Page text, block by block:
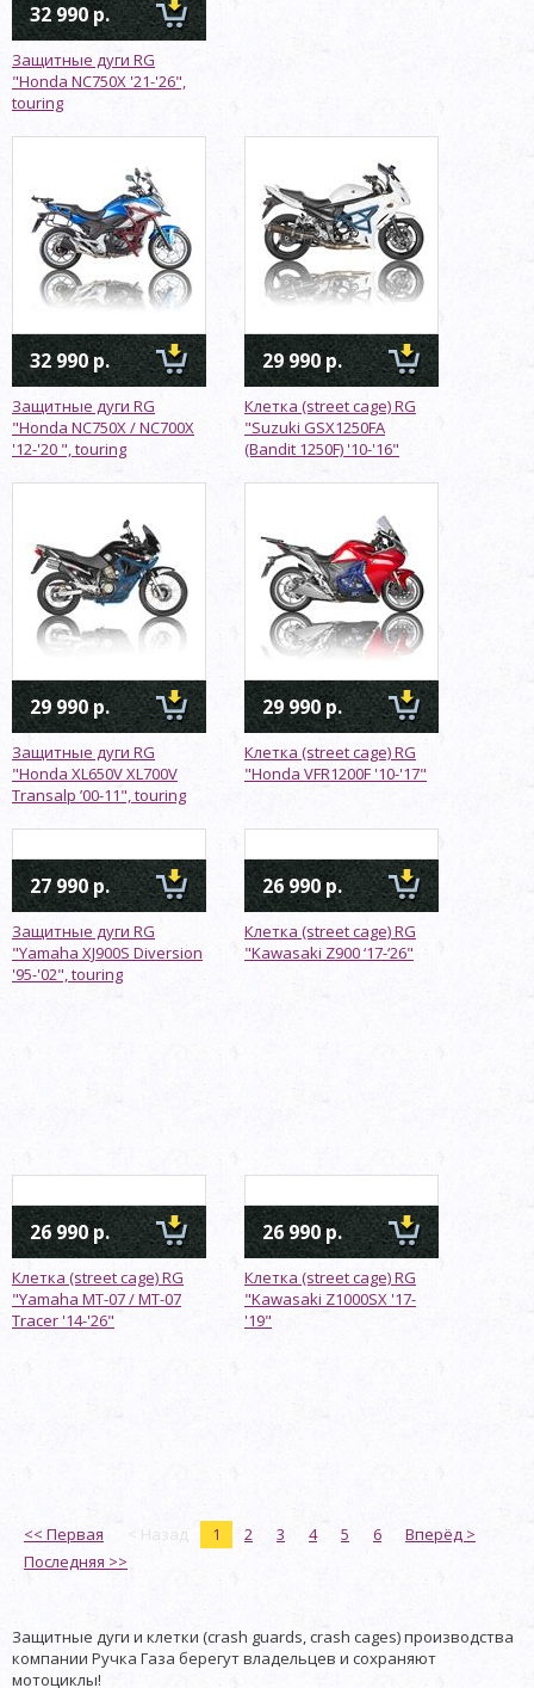
32 990 р.
Защитные дуги RG
"Honda NC750X '21-'26",
touring
32 990 р.
Защитные дуги RG
"Honda NC750X / NC700X
'12-'20 ", touring
29 990 р.
Клетка (street cage) RG
"Suzuki GSX1250FA
(Bandit 1250F) '10-'16"
29 990 р.
Защитные дуги RG
"Honda XL650V XL700V
Transalp ’00-11", touring
29 990 р.
Клетка (street cage) RG
"Honda VFR1200F '10-'17"
27 990 р.
Защитные дуги RG
"Yamaha XJ900S Diversion
'95-'02", touring
26 990 р.
Клетка (street cage) RG
"Kawasaki Z900 ‘17-‘26"
26 990 р.
Клетка (street cage) RG
"Yamaha MT-07 / MT-07
Tracer '14-'26"
26 990 р.
Клетка (street cage) RG
"Kawasaki Z1000SX '17-
'19"
<< Первая < Назад 1 2 3 4 5 6
Вперёд >
Последняя >>
Защитные дуги и клетки (crash guards, сrash cages) производства
компании Ручка Газа берегут владельцев и сохраняют
мотоциклы!